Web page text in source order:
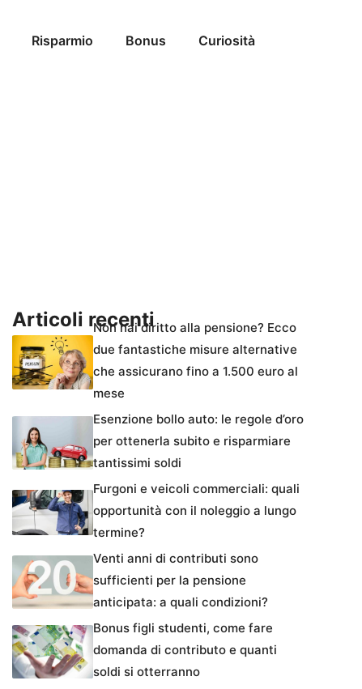
Risparmio Bonus Curiosità
Articoli recentiNon hai diritto alla pensione? Ecco
due fantastiche misure alternative
che assicurano fino a 1.500 euro al
mese
Esenzione bollo auto: le regole d’oro
per ottenerla subito e risparmiare
tantissimi soldi
Furgoni e veicoli commerciali: quali
opportunità con il noleggio a lungo
termine?
Venti anni di contributi sono
sufficienti per la pensione
anticipata: a quali condizioni?
Bonus figli studenti, come fare
domanda di contributo e quanti
soldi si otterranno